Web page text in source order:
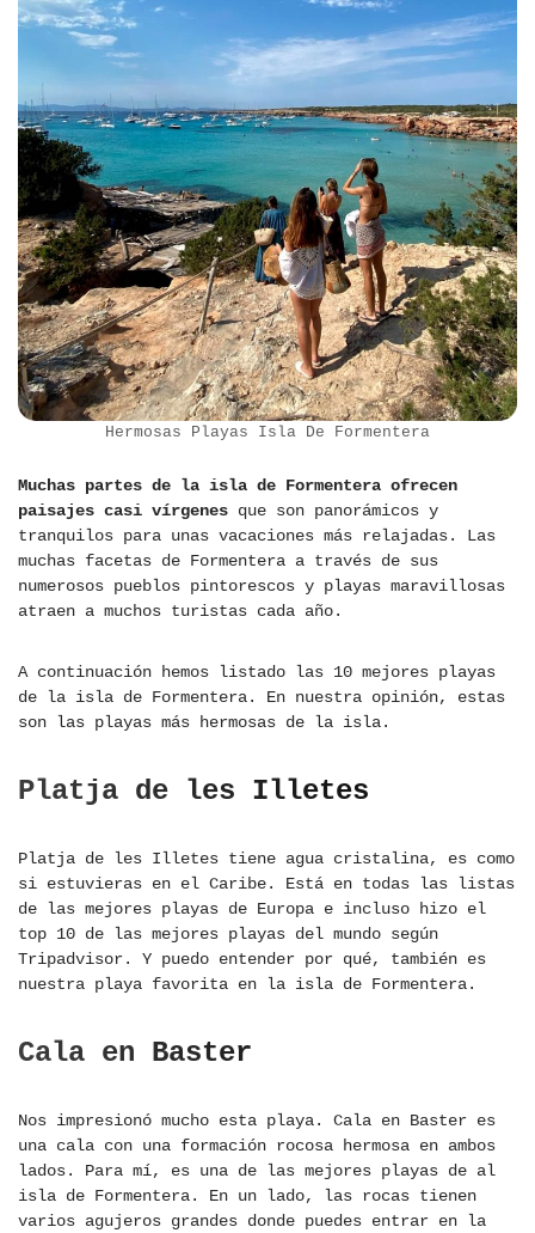
Hermosas Playas Isla De Formentera
Muchas partes de la isla de Formentera ofrecen
paisajes casi vírgenes que son panorámicos y
tranquilos para unas vacaciones más relajadas. Las
muchas facetas de Formentera a través de sus
numerosos pueblos pintorescos y playas maravillosas
atraen a muchos turistas cada año.
A continuación hemos listado las 10 mejores playas
de la isla de Formentera. En nuestra opinión, estas
son las playas más hermosas de la isla.
Platja de les Illetes
Platja de les Illetes tiene agua cristalina, es como
si estuvieras en el Caribe. Está en todas las listas
de las mejores playas de Europa e incluso hizo el
top 10 de las mejores playas del mundo según
Tripadvisor. Y puedo entender por qué, también es
nuestra playa favorita en la isla de Formentera.
Cala en Baster
Nos impresionó mucho esta playa. Cala en Baster es
una cala con una formación rocosa hermosa en ambos
lados. Para mí, es una de las mejores playas de al
isla de Formentera. En un lado, las rocas tienen
varios agujeros grandes donde puedes entrar en la